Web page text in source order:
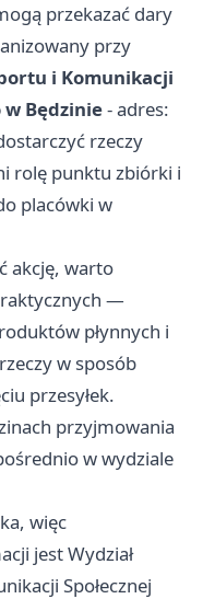
przekazać dary
przy
i Komunikacji
w Będzinie- adres:
rzeczy
rolę punktu zbiórki i
placówki w
akcję, warto
—
płynnych i
w sposób
przesyłek.
przyjmowania
w wydziale
więc
jest Wydział
Społecznej